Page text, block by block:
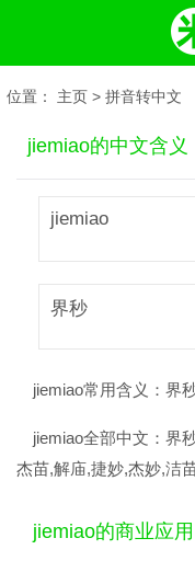
位置： 主页 > 拼音转中文
jiemiao的中文含义
jiemiao
界秒
jiemiao常用含义： 界
jiemiao全部中文： 界
杰苗,解庙,捷妙,杰妙,洁
jiemiao的商业应用